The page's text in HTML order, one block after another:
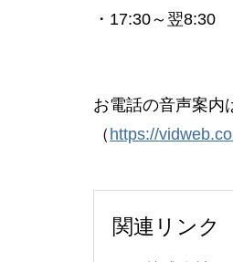
・17:30～翌8:30
お電話の音声案内
（ https://
関連リンク